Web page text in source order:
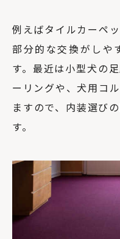
例えばタイルカーペ
部分的な交換がしや
す。最近は小型犬の
ーリングや、犬用コ
ますので、内装選び
す。